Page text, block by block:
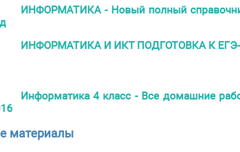
ИНФОРМАТИКА - Новый полный
ИНФОРМАТИКА И ИКТ ПОДГОТОВКА К ЕГЭ-
Информатика 4 класс - Все домашние
материалы